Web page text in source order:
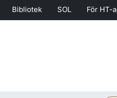
Bibliotek SOL För HT-